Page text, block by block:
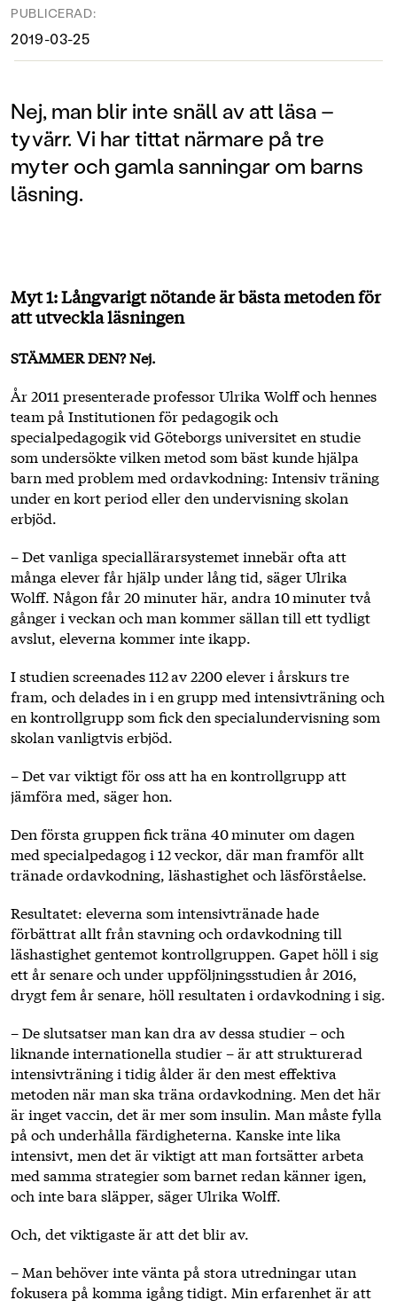
PUBLICERAD:
2019-03-25
Nej, man blir inte snäll av att läsa –
tyvärr. Vi har tittat närmare på tre
myter och gamla sanningar om barns
läsning.
Myt 1: Långvarigt nötande är bästa metoden för
att utveckla läsningen
STÄMMER DEN? Nej.
År 2011 presenterade professor Ulrika Wolff och hennes
team på Institutionen för pedagogik och
specialpedagogik vid Göteborgs universitet en studie
som undersökte vilken metod som bäst kunde hjälpa
barn med problem med ordavkodning: Intensiv träning
under en kort period eller den undervisning skolan
erbjöd.
– Det vanliga speciallärarsystemet innebär ofta att
många elever får hjälp under lång tid, säger Ulrika
Wolff. Någon får 20 minuter här, andra 10 minuter två
gånger i veckan och man kommer sällan till ett tydligt
avslut, eleverna kommer inte ikapp.
I studien screenades 112 av 2200 elever i årskurs tre
fram, och delades in i en grupp med intensivträning och
en kontrollgrupp som fick den specialundervisning som
skolan vanligtvis erbjöd.
– Det var viktigt för oss att ha en kontrollgrupp att
jämföra med, säger hon.
Den första gruppen fick träna 40 minuter om dagen
med specialpedagog i 12 veckor, där man framför allt
tränade ordavkodning, läshastighet och läsförståelse.
Resultatet: eleverna som intensivtränade hade
förbättrat allt från stavning och ordavkodning till
läshastighet gentemot kontrollgruppen. Gapet höll i sig
ett år senare och under uppföljningsstudien år 2016,
drygt fem år senare, höll resultaten i ordavkodning i sig.
– De slutsatser man kan dra av dessa studier – och
liknande internationella studier – är att strukturerad
intensivträning i tidig ålder är den mest effektiva
metoden när man ska träna ordavkodning. Men det här
är inget vaccin, det är mer som insulin. Man måste fylla
på och underhålla färdigheterna. Kanske inte lika
intensivt, men det är viktigt att man fortsätter arbeta
med samma strategier som barnet redan känner igen,
och inte bara släpper, säger Ulrika Wolff.
Och, det viktigaste är att det blir av.
– Man behöver inte vänta på stora utredningar utan
fokusera på komma igång tidigt. Min erfarenhet är att